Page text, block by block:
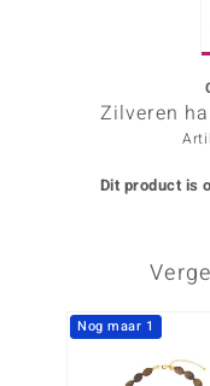
DesignsZilveren
Dit product is
Nog maar 1